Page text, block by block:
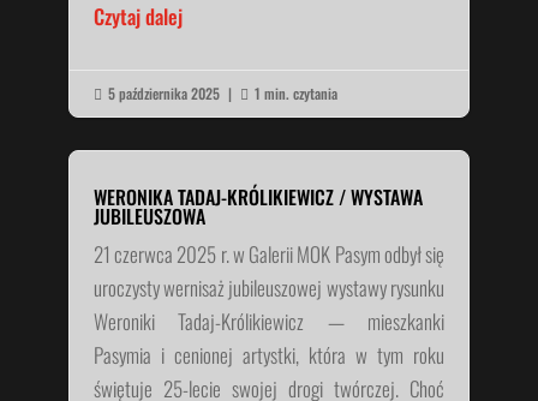
Czytaj dalej
 5 października 2025 |  1 min. czytania
WERONIKA TADAJ-KRÓLIKIEWICZ / WYSTAWA
JUBILEUSZOWA
21 czerwca 2025 r. w Galerii MOK Pasym odbył się
uroczysty wernisaż jubileuszowej wystawy rysunku
Weroniki Tadaj-Królikiewicz — mieszkanki
Pasymia i cenionej artystki, która w tym roku
świętuje 25-lecie swojej drogi twórczej. Choć